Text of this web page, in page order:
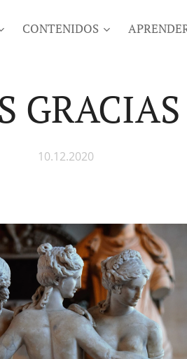
CONTENIDOS
GRACIAS
10.12.2020